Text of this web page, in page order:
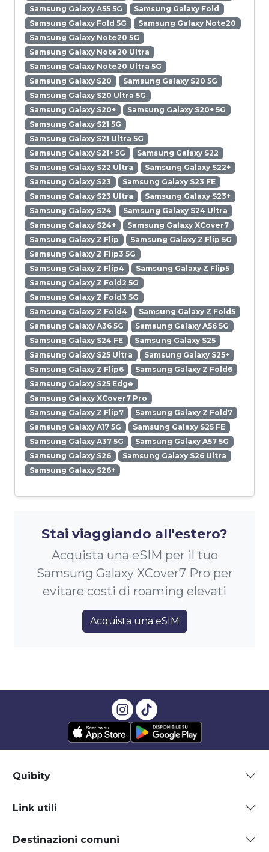
Samsung Galaxy A55 5G
Samsung Galaxy Fold
Samsung Galaxy Fold 5G
Samsung Galaxy Note20
Samsung Galaxy Note20 5G
Samsung Galaxy Note20 Ultra
Samsung Galaxy Note20 Ultra 5G
Samsung Galaxy S20
Samsung Galaxy S20 5G
Samsung Galaxy S20 Ultra 5G
Samsung Galaxy S20+
Samsung Galaxy S20+ 5G
Samsung Galaxy S21 5G
Samsung Galaxy S21 Ultra 5G
Samsung Galaxy S21+ 5G
Samsung Galaxy S22
Samsung Galaxy S22 Ultra
Samsung Galaxy S22+
Samsung Galaxy S23
Samsung Galaxy S23 FE
Samsung Galaxy S23 Ultra
Samsung Galaxy S23+
Samsung Galaxy S24
Samsung Galaxy S24 Ultra
Samsung Galaxy S24+
Samsung Galaxy XCover7
Samsung Galaxy Z Flip
Samsung Galaxy Z Flip 5G
Samsung Galaxy Z Flip3 5G
Samsung Galaxy Z Flip4
Samsung Galaxy Z Flip5
Samsung Galaxy Z Fold2 5G
Samsung Galaxy Z Fold3 5G
Samsung Galaxy Z Fold4
Samsung Galaxy Z Fold5
Samsung Galaxy A36 5G
Samsung Galaxy A56 5G
Samsung Galaxy S24 FE
Samsung Galaxy S25
Samsung Galaxy S25 Ultra
Samsung Galaxy S25+
Samsung Galaxy Z Flip6
Samsung Galaxy Z Fold6
Samsung Galaxy S25 Edge
Samsung Galaxy XCover7 Pro
Samsung Galaxy Z Flip7
Samsung Galaxy Z Fold7
Samsung Galaxy A17 5G
Samsung Galaxy S25 FE
Samsung Galaxy A37 5G
Samsung Galaxy A57 5G
Samsung Galaxy S26
Samsung Galaxy S26 Ultra
Samsung Galaxy S26+
Stai viaggiando all'estero?
Acquista una eSIM per il tuo
Samsung Galaxy XCover7 Pro per
evitare costi di roaming elevati
Acquista una eSIM
Quibity
Link utili
Destinazioni comuni